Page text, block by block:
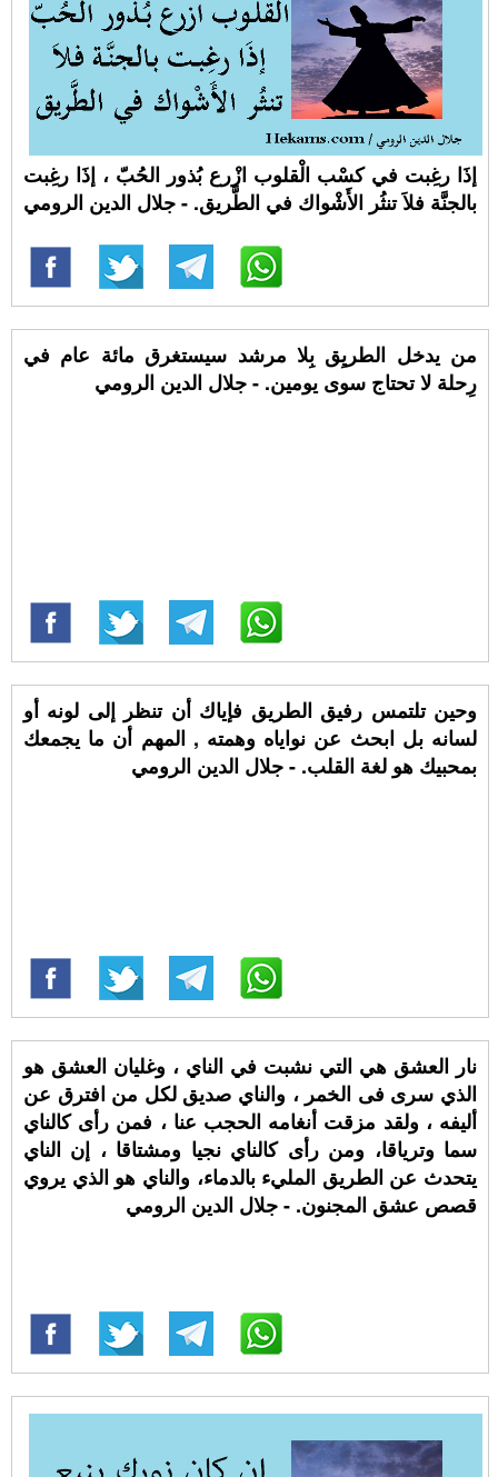
إذَا رغِبت في كسْب الْقلوب ازْرع بُذور الحُبّ ، إذَا رغِبت
بالجنَّة فلاَ تنثُر الأَشْواك في الطَّريق. - جلال الدين الرومي
من يدخل الطريِق بِلا مرشد سيستغرق مائة عام في
رِحلة لا تحتاج سوى يومين. - جلال الدين الرومي
وحين تلتمس رفيق الطريق فإياك أن تنظر إلى لونه أو
لسانه بل ابحث عن نواياه وهمته , المهم أن ما يجمعك
بمحبيك هو لغة القلب. - جلال الدين الرومي
نار العشق هي التي نشبت في الناي ، وغليان العشق هو
الذي سرى فى الخمر ، والناي صديق لكل من افترق عن
أليفه ، ولقد مزقت أنغامه الحجب عنا ، فمن رأى كالناي
سما وترياقا، ومن رأى كالناي نجيا ومشتاقا ، إن الناي
يتحدث عن الطريق المليء بالدماء، والناي هو الذي يروي
قصص عشق المجنون. - جلال الدين الرومي